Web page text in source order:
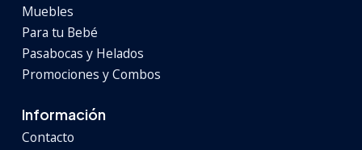
Muebles
Para tu Bebé
Pasabocas y Helados
Promociones y Combos
Información
Contacto